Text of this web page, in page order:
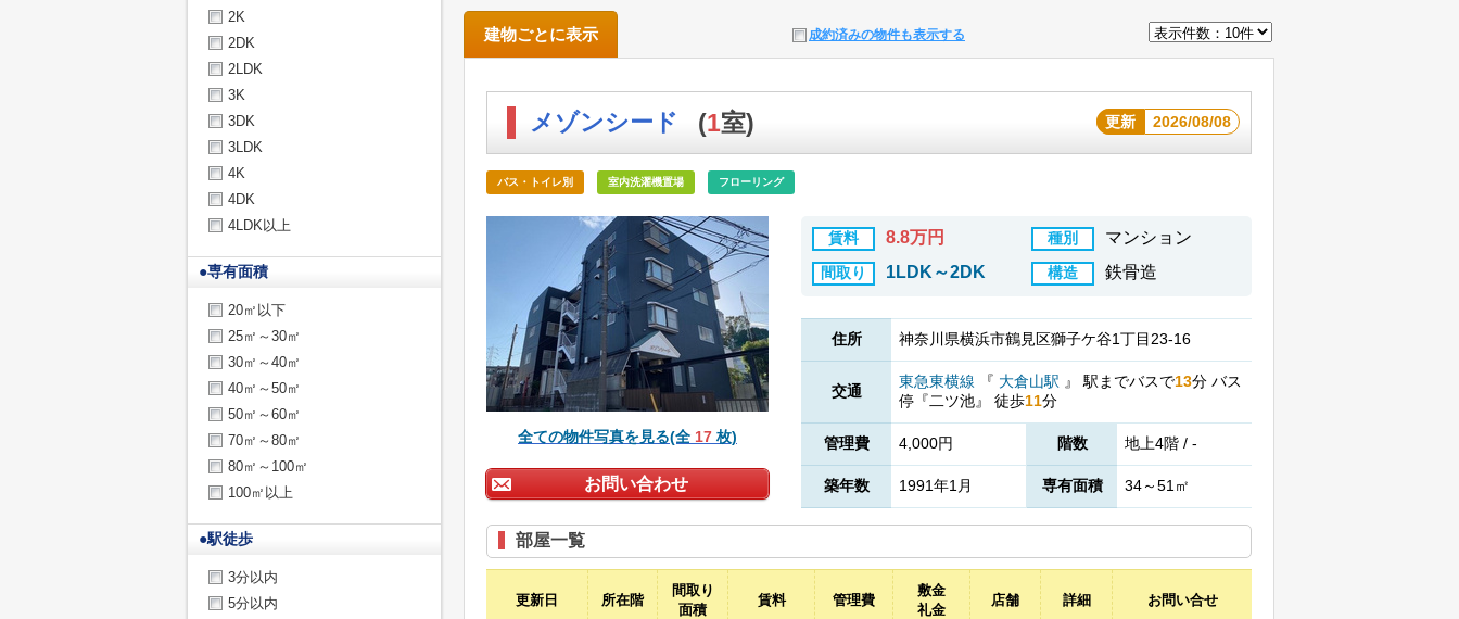
成約済みの物件も表示する
建物ごとに表示
メゾンシード (1室) 更新 2026/08/08
バス・トイレ別 室内洗濯機置場 フローリング
全ての物件写真を見る(全 17 枚)
お問い合わせ
賃料 8.8万円 種別 マンション
間取り 1LDK～2DK 構造 鉄骨造
住所 神奈川県横浜市鶴見区獅子ケ谷1丁目23-16
交通
東急東横線 『 大倉山駅 』 駅までバスで13分 バス
停『二ツ池』 徒歩11分
管理費 4,000円 階数 地上4階 / -
築年数 1991年1月 専有面積 34～51㎡
部屋一覧
更新日 所在階
間取り
面積
賃料 管理費
敷金
礼金
店舗 詳細 お問い合せ
2K
2DK
2LDK
3K
3DK
3LDK
4K
4DK
4LDK以上
●専有面積
20㎡以下
25㎡～30㎡
30㎡～40㎡
40㎡～50㎡
50㎡～60㎡
70㎡～80㎡
80㎡～100㎡
100㎡以上
●駅徒歩
3分以内
5分以内